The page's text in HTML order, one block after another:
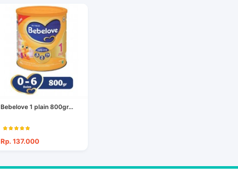
Bebelove 1 plain 800gr...
Rp. 137.000